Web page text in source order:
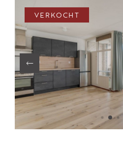
VERKOCHT
Shortstay
Verkocht
Verhuurd
DIENSTEN
Aanhuur
Aankoop
Beheer